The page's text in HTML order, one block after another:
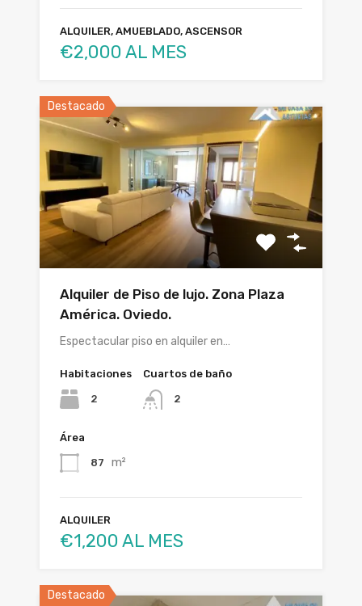
ALQUILER, AMUEBLADO, ASCENSOR
€2,000 AL MES
Destacado
Alquiler de Piso de lujo. Zona Plaza
América. Oviedo.
Espectacular piso en alquiler en…
Habitaciones
2
Cuartos de baño
2
Área
87 m²
ALQUILER
€1,200 AL MES
Destacado